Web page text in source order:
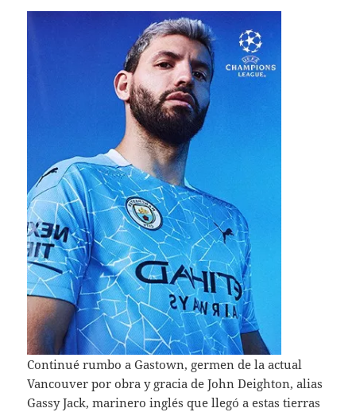
Continué rumbo a Gastown, germen de la actual
Vancouver por obra y gracia de John Deighton, alias
Gassy Jack, marinero inglés que llegó a estas tierras